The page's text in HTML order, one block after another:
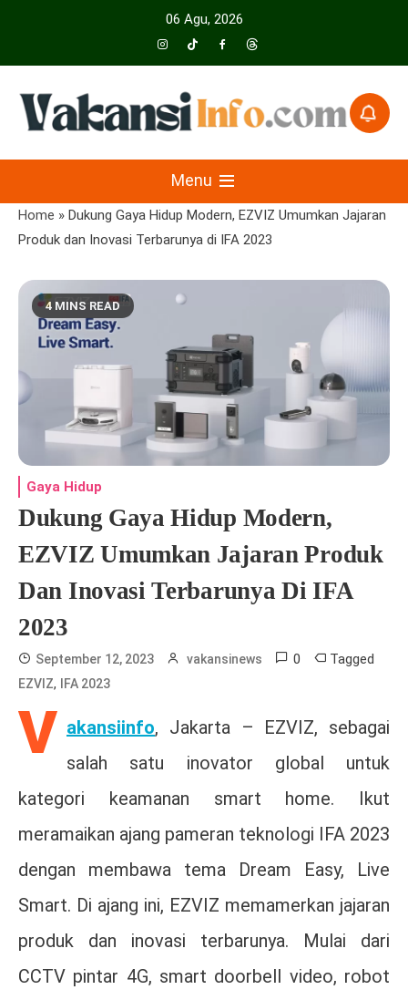
06 Agu, 2026
VakansiinfoMenu
Home » Dukung Gaya Hidup Modern, EZVIZ Umumkan Jajaran
Produk dan Inovasi Terbarunya di IFA 2023
4 MINS READ
Gaya Hidup
Dukung Gaya Hidup Modern,
EZVIZ Umumkan Jajaran Produk
Dan Inovasi Terbarunya Di IFA
2023
September 12, 2023 vakansinews 0 Tagged
EZVIZ, IFA 2023
V akansiinfo, Jakarta – EZVIZ, sebagai
salah satu inovator global untuk
kategori keamanan smart home. Ikut
meramaikan ajang pameran teknologi IFA 2023
dengan membawa tema Dream Easy, Live
Smart. Di ajang ini, EZVIZ memamerkan jajaran
produk dan inovasi terbarunya. Mulai dari
CCTV pintar 4G, smart doorbell video, robot